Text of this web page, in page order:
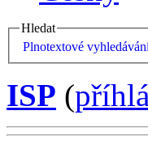
Hledat
Plnotextové
ISP (